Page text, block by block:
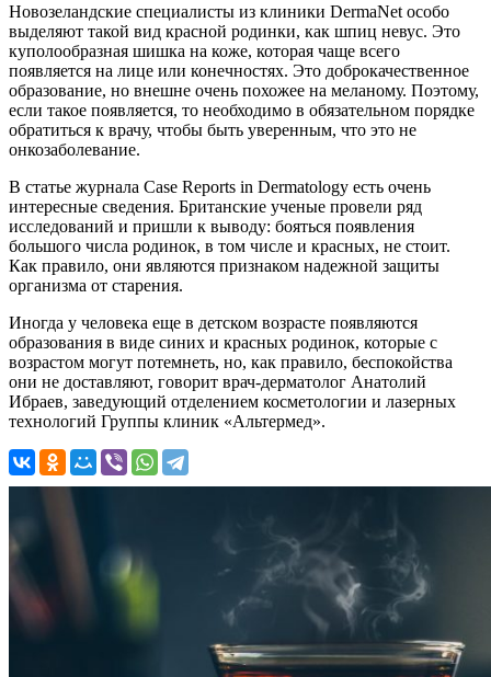
Новозеландские специалисты из клиники DermaNet особо
выделяют такой вид красной родинки, как шпиц невус. Это
куполообразная шишка на коже, которая чаще всего
появляется на лице или конечностях. Это доброкачественное
образование, но внешне очень похожее на меланому. Поэтому,
если такое появляется, то необходимо в обязательном порядке
обратиться к врачу, чтобы быть уверенным, что это не
онкозаболевание.
В статье журнала Case Reports in Dermatology есть очень
интересные сведения. Британские ученые провели ряд
исследований и пришли к выводу: бояться появления
большого числа родинок, в том числе и красных, не стоит.
Как правило, они являются признаком надежной защиты
организма от старения.
Иногда у человека еще в детском возрасте появляются
образования в виде синих и красных родинок, которые с
возрастом могут потемнеть, но, как правило, беспокойства
они не доставляют, говорит врач-дерматолог Анатолий
Ибраев, заведующий отделением косметологии и лазерных
технологий Группы клиник «Альтермед».